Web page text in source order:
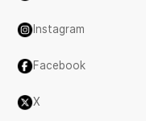
Instagram
Facebook
X